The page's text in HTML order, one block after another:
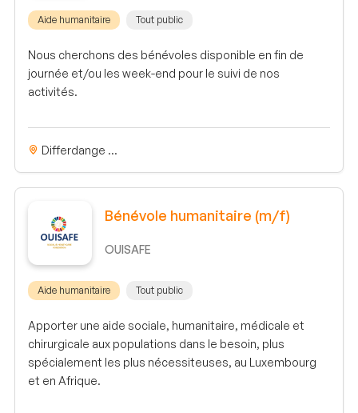
Aide humanitaire Tout public
Nous cherchons des bénévoles disponible en fin de
journée et/ou les week-end pour le suivi de nos
activités.
Differdange ...
Bénévole humanitaire (m/f)
OUISAFE
Aide humanitaire Tout public
Apporter une aide sociale, humanitaire, médicale et
chirurgicale aux populations dans le besoin, plus
spécialement les plus nécessiteuses, au Luxembourg
et en Afrique.